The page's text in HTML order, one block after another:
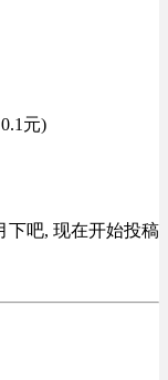
元)
下吧, 现在开始投稿